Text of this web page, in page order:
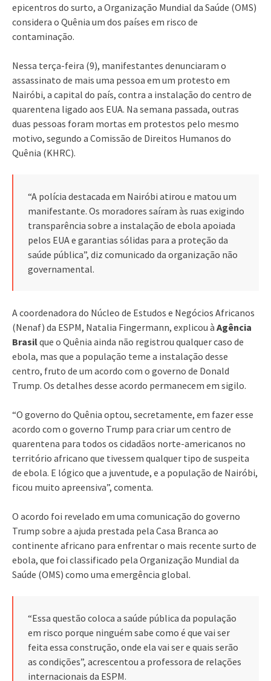
epicentros do surto, a Organização Mundial da Saúde (OMS)
considera o Quênia um dos países em risco de
contaminação.
Nessa terça-feira (9), manifestantes denunciaram o
assassinato de mais uma pessoa em um protesto em
Nairóbi, a capital do país, contra a instalação do centro de
quarentena ligado aos EUA. Na semana passada, outras
duas pessoas foram mortas em protestos pelo mesmo
motivo, segundo a Comissão de Direitos Humanos do
Quênia (KHRC).
“A polícia destacada em Nairóbi atirou e matou um
manifestante. Os moradores saíram às ruas exigindo
transparência sobre a instalação de ebola apoiada
pelos EUA e garantias sólidas para a proteção da
saúde pública”, diz comunicado da organização não
governamental.
A coordenadora do Núcleo de Estudos e Negócios Africanos
(Nenaf) da ESPM, Natalia Fingermann, explicou à Agência
Brasilque o Quênia ainda não registrou qualquer caso de
ebola, mas que a população teme a instalação desse
centro, fruto de um acordo com o governo de Donald
Trump. Os detalhes desse acordo permanecem em sigilo.
“O governo do Quênia optou, secretamente, em fazer esse
acordo com o governo Trump para criar um centro de
quarentena para todos os cidadãos norte-americanos no
território africano que tivessem qualquer tipo de suspeita
de ebola. E lógico que a juventude, e a população de Nairóbi,
ficou muito apreensiva”, comenta.
O acordo foi revelado em uma comunicação do governo
Trump sobre a ajuda prestada pela Casa Branca ao
continente africano para enfrentar o mais recente surto de
ebola, que foi classificado pela Organização Mundial da
Saúde (OMS) como uma emergência global.
“Essa questão coloca a saúde pública da população
em risco porque ninguém sabe como é que vai ser
feita essa construção, onde ela vai ser e quais serão
as condições”, acrescentou a professora de relações
internacionais da ESPM.